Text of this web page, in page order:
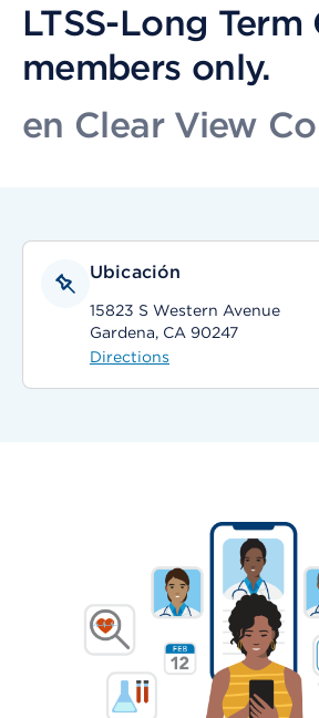
LTSS-Long
members only.
en Clear View
Ubicación
15823 S Western Avenue
Gardena, CA 90247
Directions